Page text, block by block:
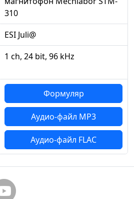
310
ESI Juli@
1 ch, 24 bit, 96 kHz
Формуляр
Аудио-файл MP3
Аудио-файл FLAC